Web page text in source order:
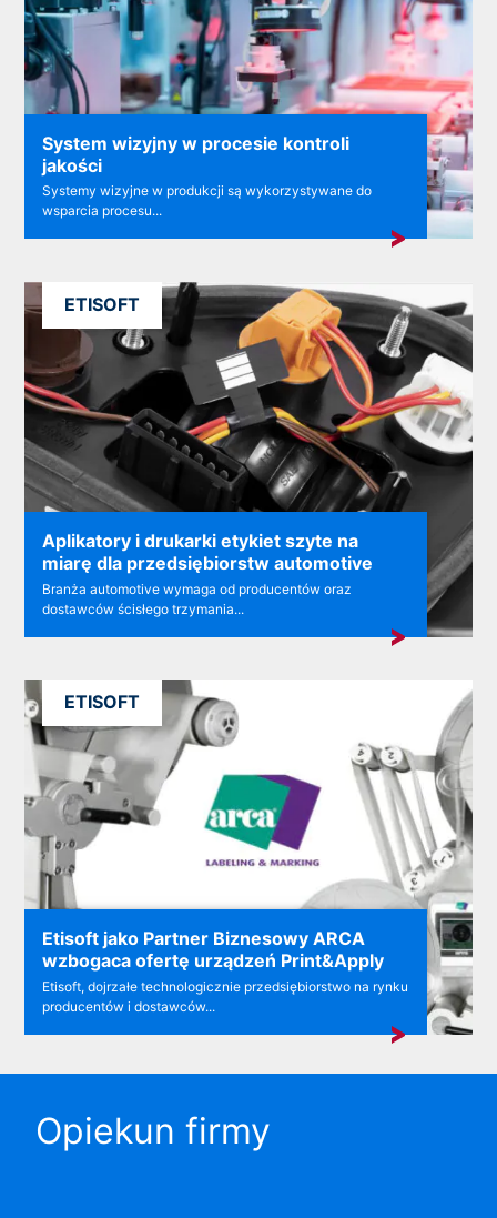
System wizyjny w procesie kontroli
jakości
Systemy wizyjne w produkcji są wykorzystywane do
wsparcia procesu...
Aplikatory i drukarki etykiet szyte na
miarę dla przedsiębiorstw automotive
Branża automotive wymaga od producentów oraz
dostawców ścisłego trzymania...
ETISOFT
Etisoft jako Partner Biznesowy ARCA
wzbogaca ofertę urządzeń Print&Apply
Etisoft, dojrzałe technologicznie przedsiębiorstwo na rynku
producentów i dostawców...
ETISOFT
Opiekun firmy